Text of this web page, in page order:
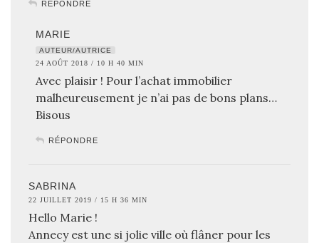
RÉPONDRE
MARIE
AUTEUR/AUTRICE
24 AOÛT 2018 / 10 H 40 MIN
Avec plaisir ! Pour l’achat immobilier
malheureusement je n’ai pas de bons plans…
Bisous
RÉPONDRE
SABRINA
22 JUILLET 2019 / 15 H 36 MIN
Hello Marie !
Annecy est une si jolie ville où flâner pour les